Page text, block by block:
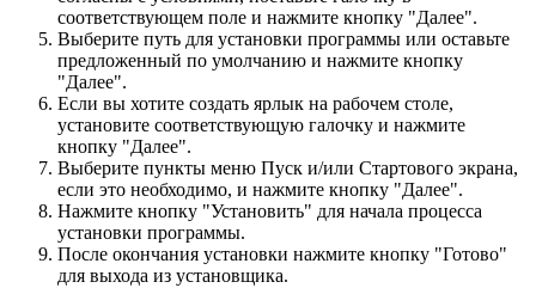
соответствующем поле и нажмите кнопку "Далее".
Выберите путь для установки программы или оставьте
предложенный по умолчанию и нажмите кнопку
"Далее".
Если вы хотите создать ярлык на рабочем столе,
установите соответствующую галочку и нажмите
кнопку "Далее".
Выберите пункты меню Пуск и/или Стартового экрана,
если это необходимо, и нажмите кнопку "Далее".
Нажмите кнопку "Установить" для начала процесса
установки программы.
После окончания установки нажмите кнопку "Готово"
для выхода из установщика.